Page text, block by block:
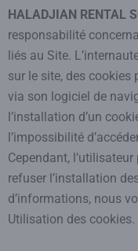
HALADJIAN RENTAL
responsabilité
liés au Site.
sur le site, des cookies
via son logiciel de
l’installation d’un
l’impossibilité
Cependant,
refuser l’installation
d’informations, nous
Utilisation des cookies.